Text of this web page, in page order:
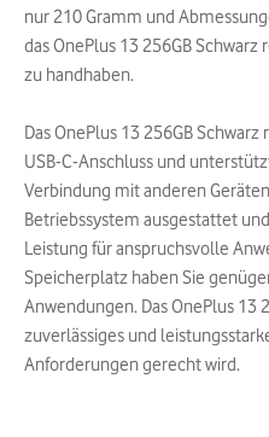
nur 210 Gramm und
das OnePlus 13 256GB
zu handhaben.
Das OnePlus 13 256GB
USB-C-Anschluss und
Verbindung mit anderen
Betriebssystem ausgestattet
Leistung für anspruchsvolle
Speicherplatz haben Sie
Anwendungen. Das OnePlus 13
zuverlässiges und
Anforderungen gerecht wird.